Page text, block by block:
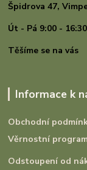
Špidrova 47,
Út - Pá 9:00 - 16:30
Těšíme se na vás
Informace k
Obchodní
Věrnostní
Odstoupení od